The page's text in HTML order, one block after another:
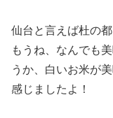
仙台と言えば杜の
もうね、なんでも
うか、白いお米が
感じましたよ！